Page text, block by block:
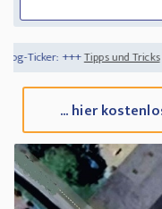
und Tricks+++Auswandern
... hier